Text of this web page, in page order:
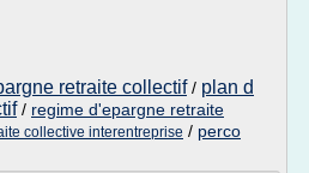
retraite collectif/ plan d
/ regime d'epargne retraite
collective interentreprise / perco